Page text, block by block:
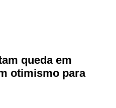
queda em
otimismo para